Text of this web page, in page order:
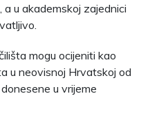
u akademskoj zajednici
mogu ocijeniti kao
u neovisnoj Hrvatskoj od
u vrijeme